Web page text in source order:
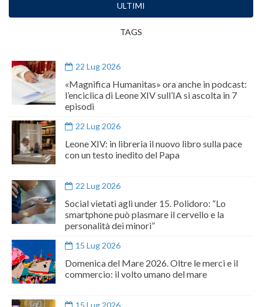
ULTIMI
TAGS
22 Lug 2026
«Magnifica Humanitas» ora anche in podcast:
l’enciclica di Leone XIV sull’IA si ascolta in 7
episodi
22 Lug 2026
Leone XIV: in libreria il nuovo libro sulla pace
con un testo inedito del Papa
22 Lug 2026
Social vietati agli under 15. Polidoro: “Lo
smartphone può plasmare il cervello e la
personalità dei minori”
15 Lug 2026
Domenica del Mare 2026. Oltre le merci e il
commercio: il volto umano del mare